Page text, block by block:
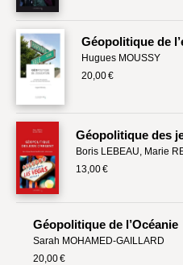
>>
>>
Livres
Hors
Géopolitique de
Hugues MOUSSY
20,00 €
Géopolitique des
Boris LEBEAU
Marie
13,00 €
Géopolitique de l’Océanie
Sarah MOHAMED-GAILLARD
20,00 €